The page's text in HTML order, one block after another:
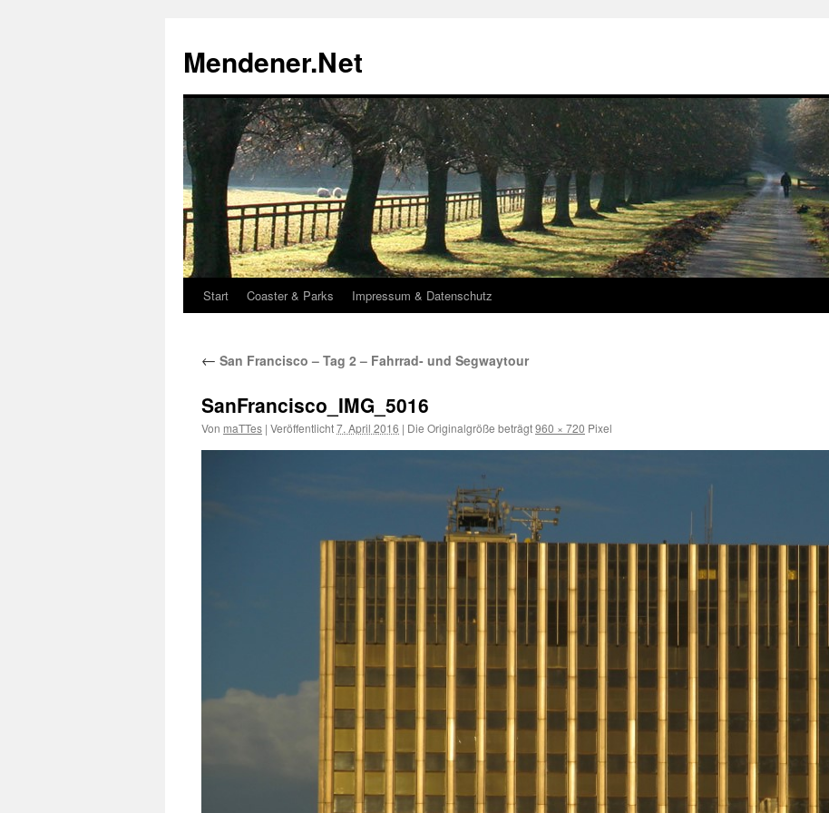
springen
Mendener.Net
Start Coaster & Parks Impressum & Datenschutz
← San Francisco – Tag 2 – Fahrrad- und Segwaytour
SanFrancisco_IMG_5016
Von maTTes | Veröffentlicht7. April 2016 | Die Originalgröße beträgt960 × 720 Pixel